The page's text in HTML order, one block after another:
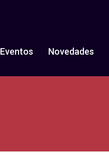
Eventos Novedades